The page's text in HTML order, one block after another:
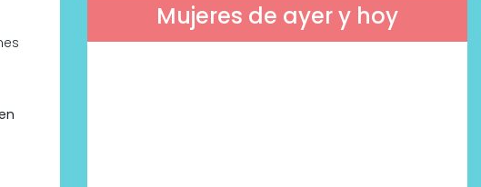
Mujeres de ayer y hoy